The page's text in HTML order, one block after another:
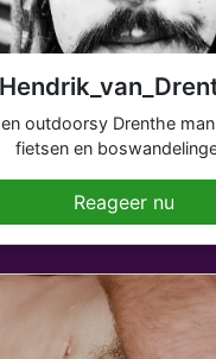
outdoorsy Drenthe
fietsen en
Reageer nu